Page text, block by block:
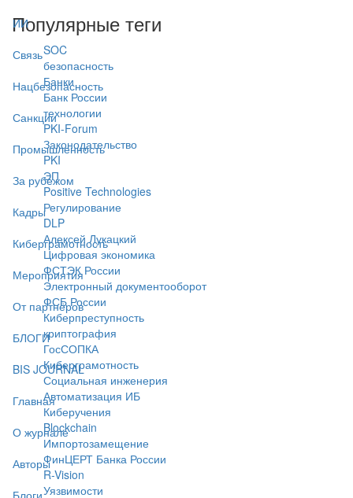
ИИ
Связь
Нацбезопасность
Санкции
Промышленность
За рубежом
Кадры
Киберграмотность
Мероприятия
От партнёров
БЛОГИ
BIS JOURNAL
Главная
О журнале
Авторы
Блоги
Популярные теги
SOC
безопасность
Банки
Банк России
технологии
PKI-Forum
Законодательство
PKI
ЭП
Positive Technologies
Регулирование
DLP
Алексей Лукацкий
Цифровая экономика
ФСТЭК России
Электронный документооборот
ФСБ России
Киберпреступность
криптография
ГосСОПКА
Киберграмотность
Социальная инженерия
Автоматизация ИБ
Киберучения
Blockchain
Импортозамещение
ФинЦЕРТ Банка России
R-Vision
Уязвимости